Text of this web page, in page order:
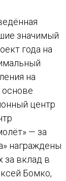
значимый
года на
на
основе
центр
— за
награждены
за вклад в
Бомко,